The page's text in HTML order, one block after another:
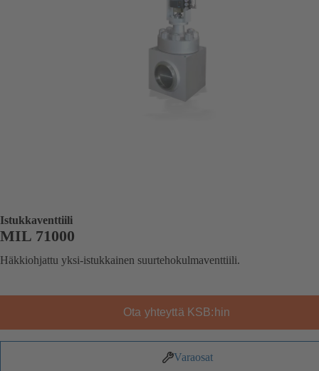
Istukkaventtiili
MIL 71000
Häkkiohjattu yksi-istukkainen suurtehokulmaventtiili.
Ota yhteyttä KSB:hin
Varaosat